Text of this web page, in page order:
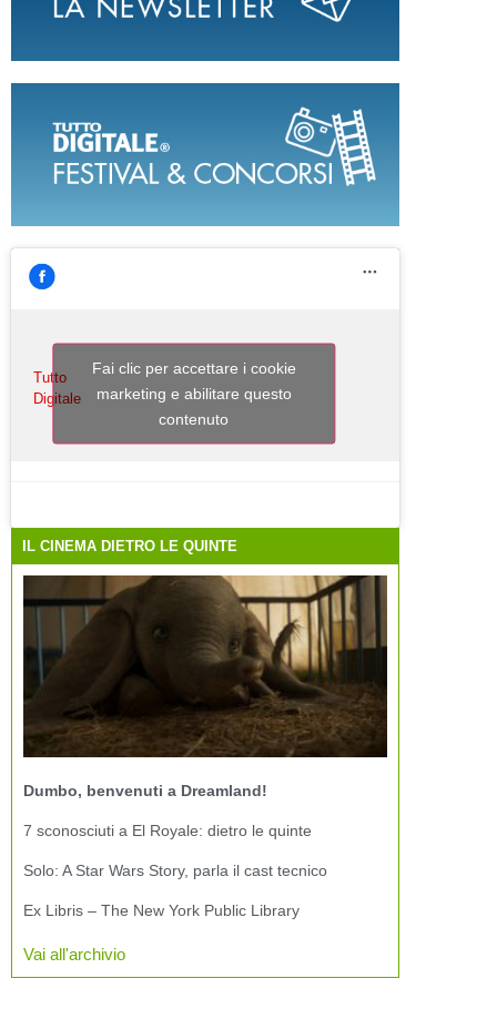
Tutto
Digitale
Fai clic per accettare i cookie
marketing e abilitare questo
contenuto
IL CINEMA DIETRO LE QUINTE
Dumbo, benvenuti a Dreamland!
7 sconosciuti a El Royale: dietro le quinte
Solo: A Star Wars Story, parla il cast tecnico
Ex Libris – The New York Public Library
Vai all'archivio